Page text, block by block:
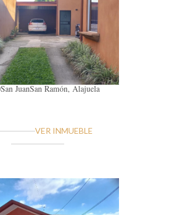
San JuanSan Ramón, Alajuela
VER INMUEBLE